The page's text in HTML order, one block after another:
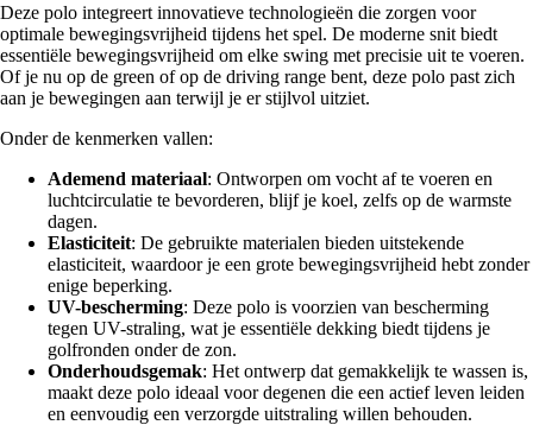
Deze polo integreert innovatieve technologieën die zorgen voor
optimale bewegingsvrijheid tijdens het spel. De moderne snit biedt
essentiële bewegingsvrijheid om elke swing met precisie uit te voeren.
Of je nu op de green of op de driving range bent, deze polo past zich
aan je bewegingen aan terwijl je er stijlvol uitziet.
Onder de kenmerken vallen:
Ademend materiaal: Ontworpen om vocht af te voeren en
luchtcirculatie te bevorderen, blijf je koel, zelfs op de warmste
dagen.
Elasticiteit: De gebruikte materialen bieden uitstekende
elasticiteit, waardoor je een grote bewegingsvrijheid hebt zonder
enige beperking.
UV-bescherming: Deze polo is voorzien van bescherming
tegen UV-straling, wat je essentiële dekking biedt tijdens je
golfronden onder de zon.
Onderhoudsgemak: Het ontwerp dat gemakkelijk te wassen is,
maakt deze polo ideaal voor degenen die een actief leven leiden
en eenvoudig een verzorgde uitstraling willen behouden.